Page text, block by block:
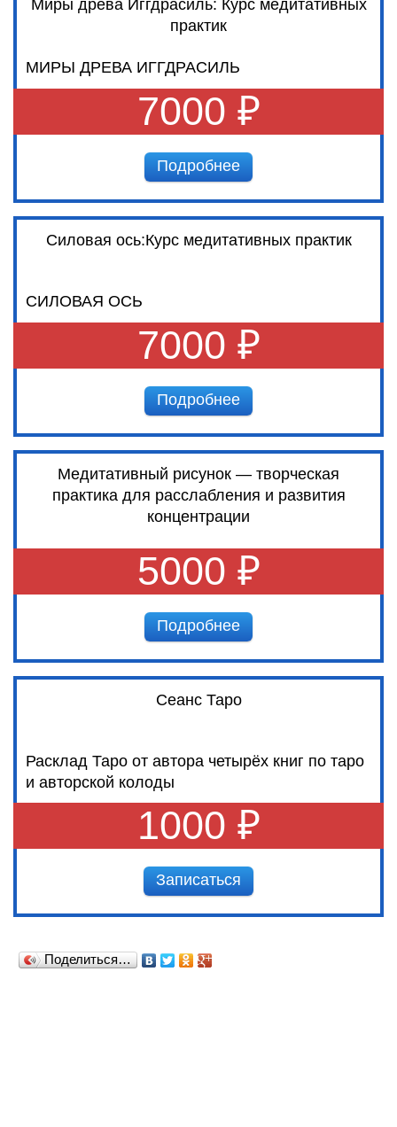
Миры древа Иггдрасиль: Курс медитативных
практик
МИРЫ ДРЕВА ИГГДРАСИЛЬ
7000 ₽
Подробнее
Силовая ось:Курс медитативных практик
СИЛОВАЯ ОСЬ
7000 ₽
Подробнее
Медитативный рисунок — творческая
практика для расслабления и развития
концентрации
5000 ₽
Подробнее
Сеанс Таро
Расклад Таро от автора четырёх книг по таро
и авторской колоды
1000 ₽
Записаться
Поделиться…